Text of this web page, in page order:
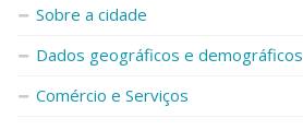
Notícias e Eventos
Informações para ingressantes
Fale Conosco
Sobre a cidade
Dados geográficos e demográficos
Comércio e Serviços